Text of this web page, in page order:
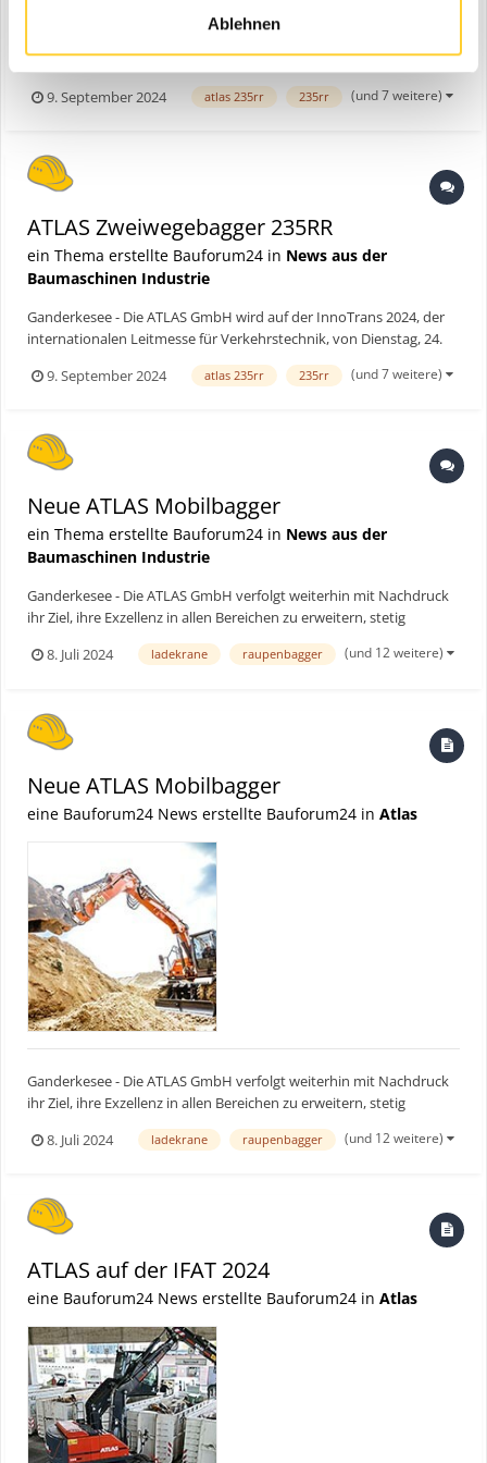
Ablehnen
internationalen Leitmesse für Verkehrstechnik, von Dienstag, 24.
die alle zwei Jahre stattfindet, erstreckt sich über alle 42 Hallen des
9. September 2024 atlas 235rr 235rr (und 7 weitere)
ATLAS Zweiwegebagger 235RR
ein Thema erstellte Bauforum24 in News aus der
Baumaschinen Industrie
Ganderkesee - Die ATLAS GmbH wird auf der InnoTrans 2024, der
internationalen Leitmesse für Verkehrstechnik, von Dienstag, 24.
bis Freitag, 27. September in Berlin vertreten sein. Die InnoTrans,
die alle zwei Jahre stattfindet, erstreckt sich über alle 42 Hallen des
9. September 2024 atlas 235rr 235rr (und 7 weitere)
Neue ATLAS Mobilbagger
ein Thema erstellte Bauforum24 in News aus der
Baumaschinen Industrie
Ganderkesee - Die ATLAS GmbH verfolgt weiterhin mit Nachdruck
ihr Ziel, ihre Exzellenz in allen Bereichen zu erweitern, stetig
weiterzuentwickeln und damit ATLAS als starken Hersteller in der
Branche bestmöglich zu positionieren. Im Dezember 2023 hatte
8. Juli 2024 ladekrane raupenbagger (und 12 weitere)
Neue ATLAS Mobilbagger
eine Bauforum24 News erstellte Bauforum24 in Atlas
Ganderkesee - Die ATLAS GmbH verfolgt weiterhin mit Nachdruck
ihr Ziel, ihre Exzellenz in allen Bereichen zu erweitern, stetig
weiterzuentwickeln und damit ATLAS als starken Hersteller in der
Branche bestmöglich zu positionieren. Im Dezember 2023 hatte
8. Juli 2024 ladekrane raupenbagger (und 12 weitere)
ATLAS auf der IFAT 2024
eine Bauforum24 News erstellte Bauforum24 in Atlas